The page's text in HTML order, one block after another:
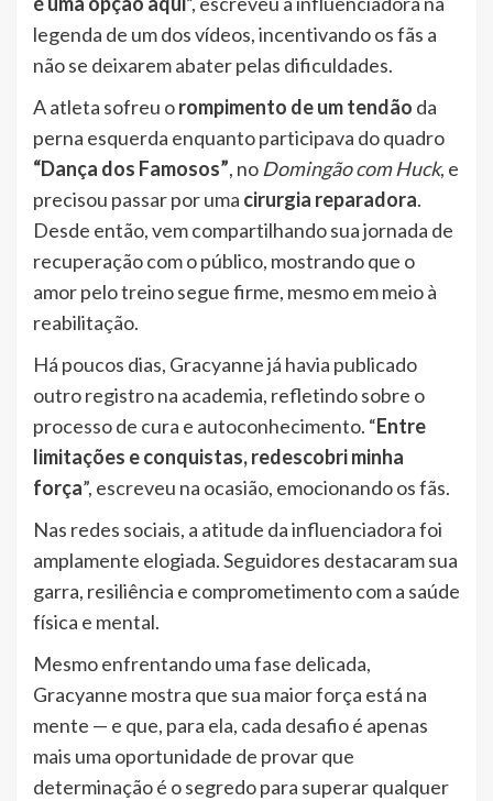
legenda de um dos vídeos, incentivando os fãs a
não se deixarem abater pelas dificuldades.
A atleta sofreu orompimento de um tendão da
perna esquerda enquanto participava do quadro
“Dança dos Famosos”, no Domingão com Huck, e
precisou passar por uma cirurgia reparadora.
Desde então, vem compartilhando sua jornada de
recuperação com o público, mostrando que o
amor pelo treino segue firme, mesmo em meio à
reabilitação.
Há poucos dias, Gracyanne já havia publicado
outro registro na academia, refletindo sobre o
processo de cura e autoconhecimento. “Entre
limitações e conquistas, redescobri minha
força”, escreveu na ocasião, emocionando os fãs.
Nas redes sociais, a atitude da influenciadora foi
amplamente elogiada. Seguidores destacaram sua
garra, resiliência e comprometimento com a saúde
física e mental.
Mesmo enfrentando uma fase delicada,
Gracyanne mostra que sua maior força está na
mente — e que, para ela, cada desafio é apenas
mais uma oportunidade de provar que
determinação é o segredo para superar qualquer